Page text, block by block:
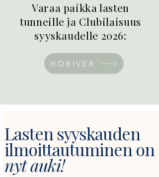
Varaa paikka lasten
tunneille ja Clubilaisuus
syyskaudelle 2026:
HOBIVER
Lasten syyskauden
ilmoittautuminen on
nyt auki!